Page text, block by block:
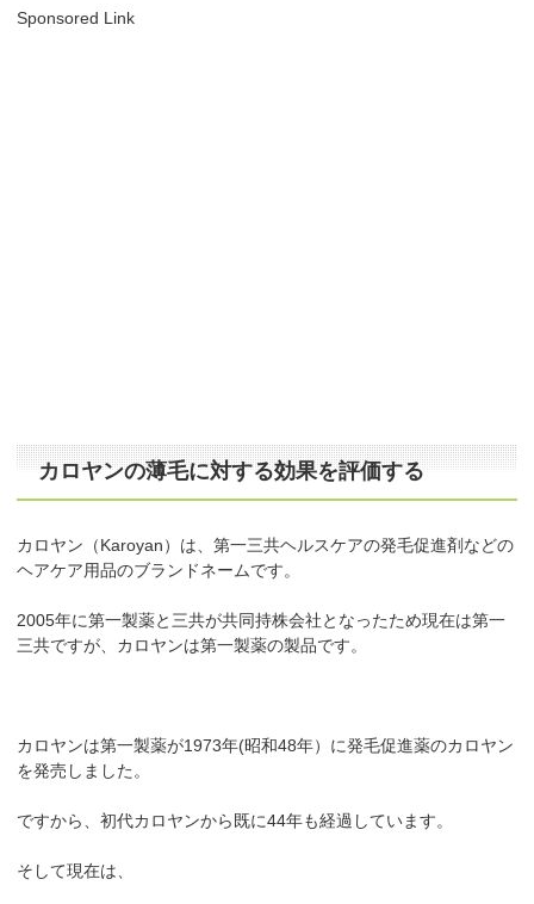
Sponsored Link
カロヤンの薄毛に対する効果を評価する
カロヤン（Karoyan）は、第一三共ヘルスケアの発毛促進剤などの
ヘアケア用品のブランドネームです。
2005年に第一製薬と三共が共同持株会社となったため現在は第一
三共ですが、カロヤンは第一製薬の製品です。
カロヤンは第一製薬が1973年(昭和48年）に発毛促進薬のカロヤン
を発売しました。
ですから、初代カロヤンから既に44年も経過しています。
そして現在は、